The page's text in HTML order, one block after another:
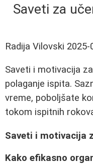
Saveti za
Radija Vilovski 2025-
Saveti i motivacija
polaganje ispita.
vreme, poboljšate
tokom ispitnih
Saveti i motivacija
Kako efikasno